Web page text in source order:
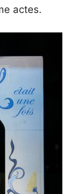
actes.